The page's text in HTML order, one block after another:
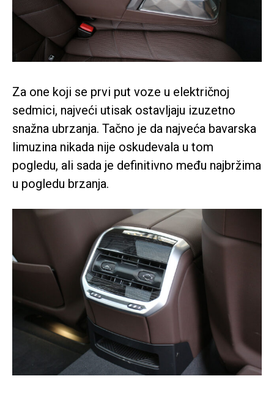
Za one koji se prvi put voze u električnoj
sedmici, najveći utisak ostavljaju izuzetno
snažna ubrzanja. Tačno je da najveća bavarska
limuzina nikada nije oskudevala u tom
pogledu, ali sada je definitivno među najbržima
u pogledu brzanja.